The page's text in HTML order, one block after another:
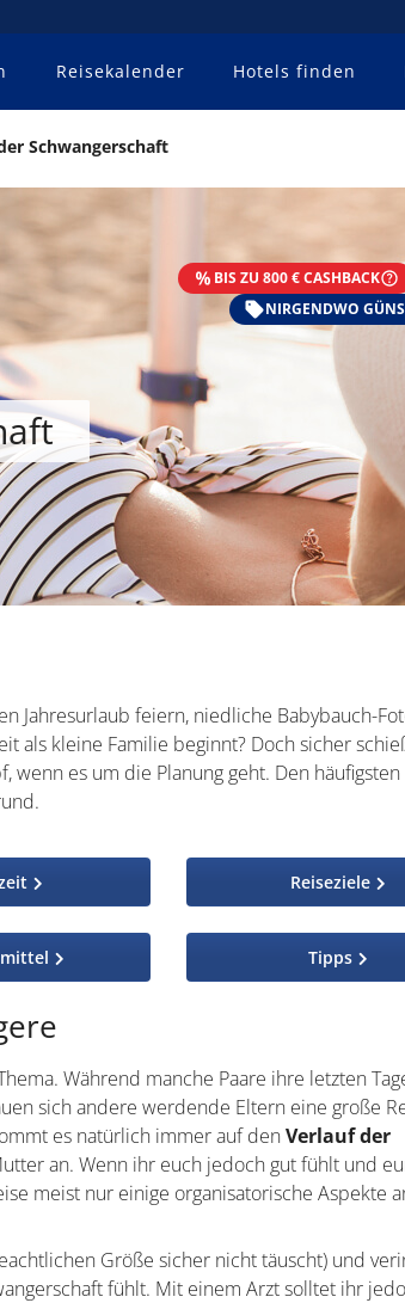
Reisekalender Hotels finden
Schwangerschaft
BIS ZU 800 € CASHBACK
NIRGENDWO
Jahresurlaub feiern, niedliche Babybauch-
als kleine Familie beginnt? Doch sicher
es um die Planung geht. Den häufigsten
Reiseziele
Tipps
Während manche Paare ihre letzten
sich andere werdende Eltern eine große
es natürlich immer auf denVerlauf der
an. Wenn ihr euch jedoch gut fühlt und
meist nur einige organisatorische Aspekte
Größe sicher nicht täuscht) und
fühlt. Mit einem Arzt solltet ihr